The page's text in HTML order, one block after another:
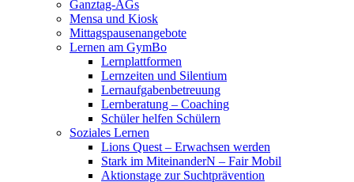
Ganztag-AGs
Mensa und Kiosk
Mittagspausenangebote
Lernen am GymBo
Lernplattformen
Lernzeiten und Silentium
Lernaufgabenbetreuung
Lernberatung – Coaching
Schüler helfen Schülern
Soziales Lernen
Lions Quest – Erwachsen werden
Stark im MiteinanderN – Fair Mobil
Aktionstage zur Suchtprävention